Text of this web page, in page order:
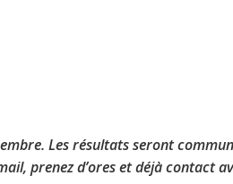
Les résultats seront
prenez d’ores et déjà contact